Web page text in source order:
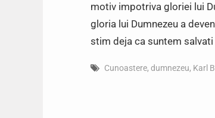
motiv impotriva gloriei lui
gloria lui Dumnezeu a
stim deja ca suntem
Cunoastere, dumnezeu, Karl